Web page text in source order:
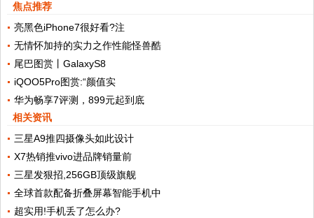
焦点推荐
亮黑色iPhone7很好看?注
无情怀加持的实力之作性能怪兽酷
尾巴图赏丨GalaxyS8
iQOO5Pro图赏:“颜值实
华为畅享7评测，899元起到底
相关资讯
三星A9推四摄像头如此设计
X7热销推vivo进品牌销量前
三星发狠招,256GB顶级旗舰
全球首款配备折叠屏幕智能手机中
超实用!手机丢了怎么办?